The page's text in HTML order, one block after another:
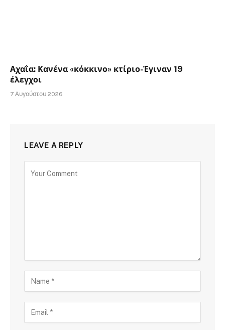
Αχαΐα: Κανένα «κόκκινο» κτίριο-Έγιναν 19
έλεγχοι
7 Αυγούστου 2026
LEAVE A REPLY